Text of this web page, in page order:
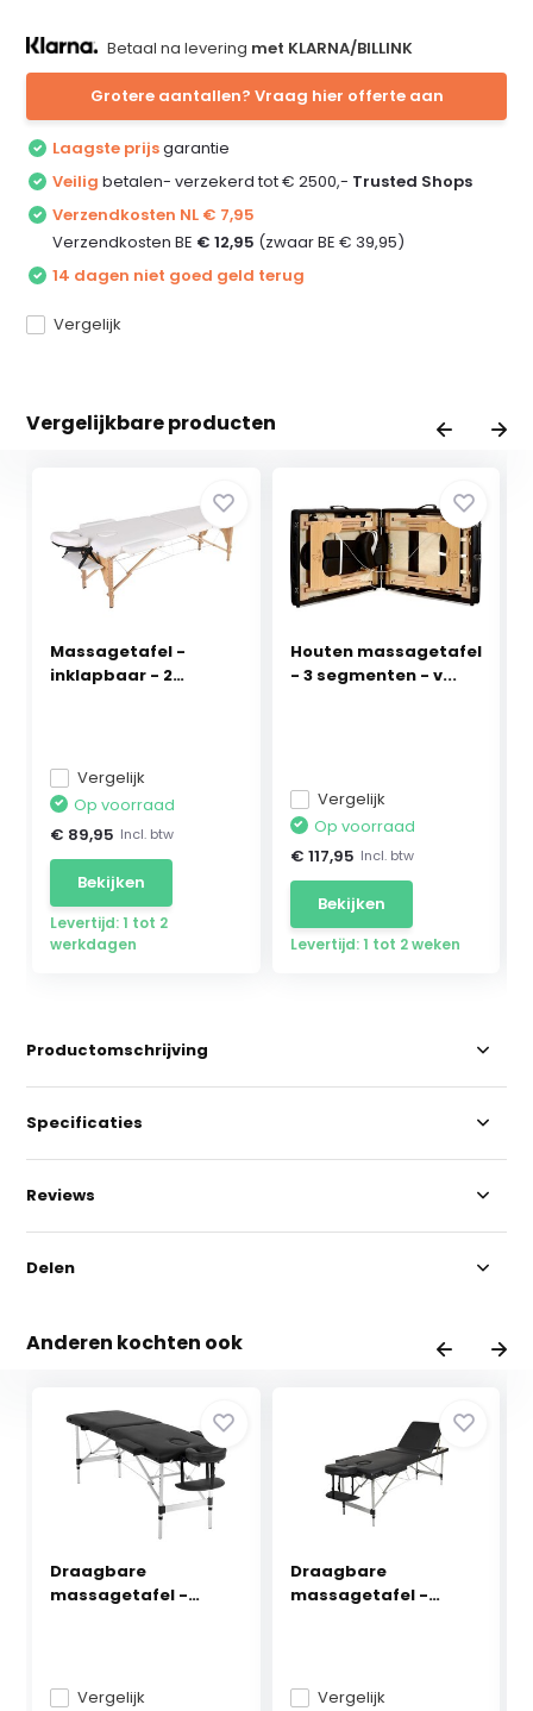
Betaal na levering met KLARNA/BILLINK
Grotere aantallen? Vraag hier offerte aan
Laagste prijsgarantie
Veilig betalen- verzekerd tot € 2500,- Trusted Shops
Verzendkosten NL € 7,95
Verzendkosten BE € 12,95 (zwaar BE € 39,95)
14 dagen niet goed geld terug
Vergelijk
Vergelijkbare producten
Massagetafel -
inklapbaar - 2
Vergelijk
Op voorraad
€ 89,95 Incl. btw
Bekijken
Levertijd: 1 tot 2
werkdagen
Houten massagetafel
- 3 segmenten - v...
Vergelijk
Op voorraad
€ 117,95 Incl. btw
Bekijken
Levertijd: 1 tot 2 weken
Productomschrijving
Specificaties
Reviews
Delen
Anderen kochten ook
Draagbare
massagetafel -
Vergelijk
Draagbare
massagetafel -
Vergelijk